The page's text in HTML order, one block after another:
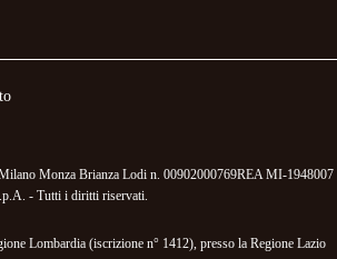
Monza Brianza Lodi n. 00902000769REA MI-1948007
- Tutti i diritti riservati.
Lombardia (iscrizione n° 1412), presso la Regione Lazio